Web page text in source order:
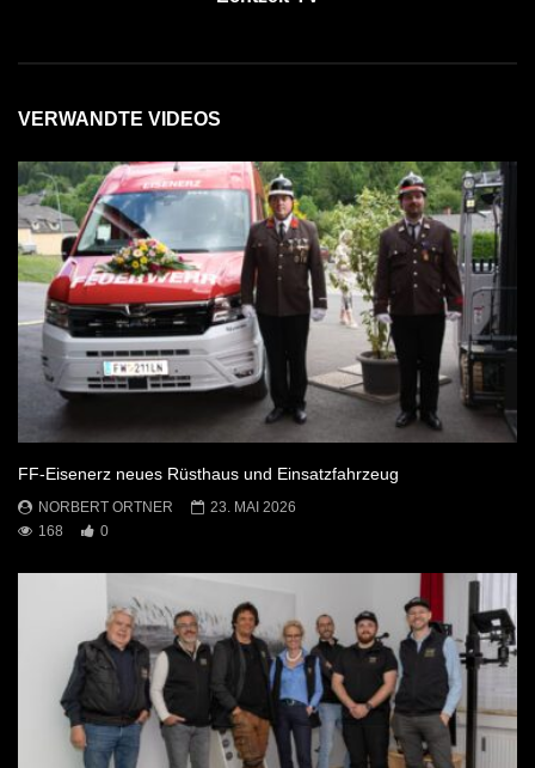
VERWANDTE VIDEOS
FF-Eisenerz neues Rüsthaus und Einsatzfahrzeug
NORBERT ORTNER
23. MAI 2026
168
0